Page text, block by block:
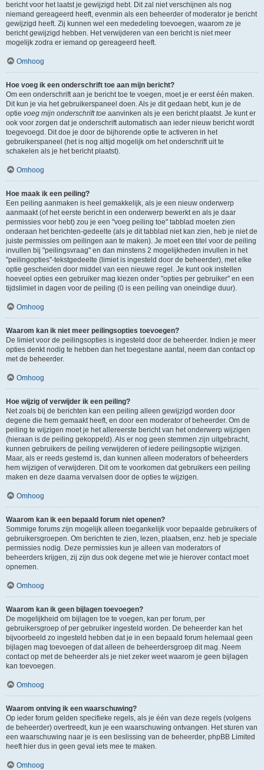
bericht voor het laatst je gewijzigd hebt. Dit zal niet verschijnen als nog
niemand gereageerd heeft, evenmin als een beheerder of moderator je bericht
gewijzigd heeft. Zij kunnen wel een mededeling toevoegen, waarom ze je
bericht gewijzigd hebben. Het verwijderen van een bericht is niet meer
mogelijk zodra er iemand op gereageerd heeft.
Omhoog
Hoe voeg ik een onderschrift toe aan mijn bericht?
Om een onderschrift aan je bericht toe te voegen, moet je er eerst één maken.
Dit kun je via het gebruikerspaneel doen. Als je dit gedaan hebt, kun je de
optie voeg mijn onderschrift toe aanvinken als je een bericht plaatst. Je kunt er
ook voor zorgen dat je onderschrift automatisch aan ieder nieuw bericht wordt
toegevoegd. Dit doe je door de bijhorende optie te activeren in het
gebruikerspaneel (het is nog altijd mogelijk om het onderschrift uit te
schakelen als je het bericht plaatst).
Omhoog
Hoe maak ik een peiling?
Een peiling aanmaken is heel gemakkelijk, als je een nieuw onderwerp
aanmaakt (of het eerste bericht in een onderwerp bewerkt en als je daar
permissies voor hebt) zou je een "voeg peiling toe" tabblad moeten zien
onderaan het berichten-gedeelte (als je dit tabblad niet kan zien, heb je niet de
juiste permissies om peilingen aan te maken). Je moet een titel voor de peiling
invullen bij "peilingsvraag" en dan minstens 2 mogelijkheden invullen in het
"peilingopties"-tekstgedeelte (limiet is ingesteld door de beheerder), met elke
optie gescheiden door middel van een nieuwe regel. Je kunt ook instellen
hoeveel opties een gebruiker mag kiezen onder "opties per gebruiker" en een
tijdslimiet in dagen voor de peiling (0 is een peiling van oneindige duur).
Omhoog
Waarom kan ik niet meer peilingsopties toevoegen?
De limiet voor de peilingsopties is ingesteld door de beheerder. Indien je meer
opties denkt nodig te hebben dan het toegestane aantal, neem dan contact op
met de beheerder.
Omhoog
Hoe wijzig of verwijder ik een peiling?
Net zoals bij de berichten kan een peiling alleen gewijzigd worden door
degene die hem gemaakt heeft, en door een moderator of beheerder. Om de
peiling te wijzigen moet je het allereerste bericht van het onderwerp wijzigen
(hieraan is de peiling gekoppeld). Als er nog geen stemmen zijn uitgebracht,
kunnen gebruikers de peiling verwijderen of iedere peilingsoptie wijzigen.
Maar, als er reeds gestemd is, dan kunnen alleen moderators of beheerders
hem wijzigen of verwijderen. Dit om te voorkomen dat gebruikers een peiling
maken en deze daarna vervalsen door de opties te wijzigen.
Omhoog
Waarom kan ik een bepaald forum niet openen?
Sommige forums zijn mogelijk alleen toegankelijk voor bepaalde gebruikers of
gebruikersgroepen. Om berichten te zien, lezen, plaatsen, enz. heb je speciale
permissies nodig. Deze permissies kun je alleen van moderators of
beheerders krijgen, zij zijn dus ook degene met wie je hierover contact moet
opnemen.
Omhoog
Waarom kan ik geen bijlagen toevoegen?
De mogelijkheid om bijlagen toe te voegen, kan per forum, per
gebruikersgroep of per gebruiker ingesteld worden. De beheerder kan het
bijvoorbeeld zo ingesteld hebben dat je in een bepaald forum helemaal geen
bijlagen mag toevoegen of dat alleen de beheerdersgroep dit mag. Neem
contact op met de beheerder als je niet zeker weet waarom je geen bijlagen
kan toevoegen.
Omhoog
Waarom ontving ik een waarschuwing?
Op ieder forum gelden specifieke regels, als je één van deze regels (volgens
de beheerder) overtreedt, kun je een waarschuwing ontvangen. Het sturen van
een waarschuwing naar je is een beslissing van de beheerder, phpBB Limited
heeft hier dus in geen geval iets mee te maken.
Omhoog